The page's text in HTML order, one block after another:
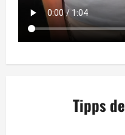
Tipps